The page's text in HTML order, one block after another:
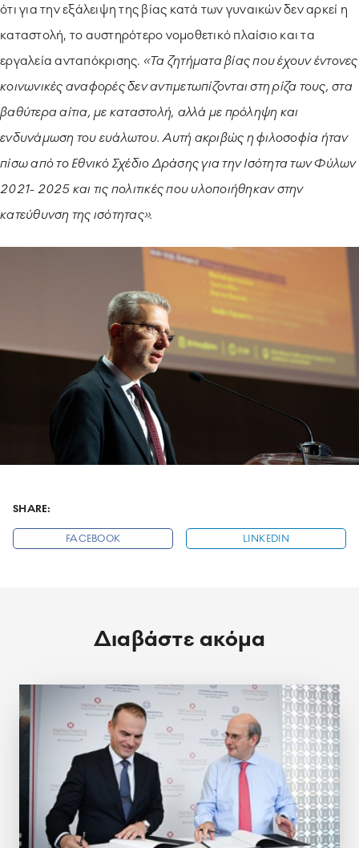
ότι για την εξάλειψη της βίας κατά των γυναικών δεν αρκεί η
καταστολή, το αυστηρότερο νομοθετικό πλαίσιο και τα
εργαλεία ανταπόκρισης. «Τα ζητήματα βίας που έχουν έντονες
κοινωνικές αναφορές δεν αντιμετωπίζονται στη ρίζα τους, στα
βαθύτερα αίτια, με καταστολή, αλλά με πρόληψη και
ενδυνάμωση του ευάλωτου. Αυτή ακριβώς η φιλοσοφία ήταν
πίσω από το Εθνικό Σχέδιο Δράσης για την Ισότητα των Φύλων
2021- 2025 και τις πολιτικές που υλοποιήθηκαν στην
κατεύθυνση της ισότητας».
SHARE:
FACEBOOK LINKEDIN
Διαβάστε ακόμα